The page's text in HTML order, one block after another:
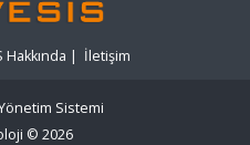
Hakkında | İletişim
Sistemi
© 2026